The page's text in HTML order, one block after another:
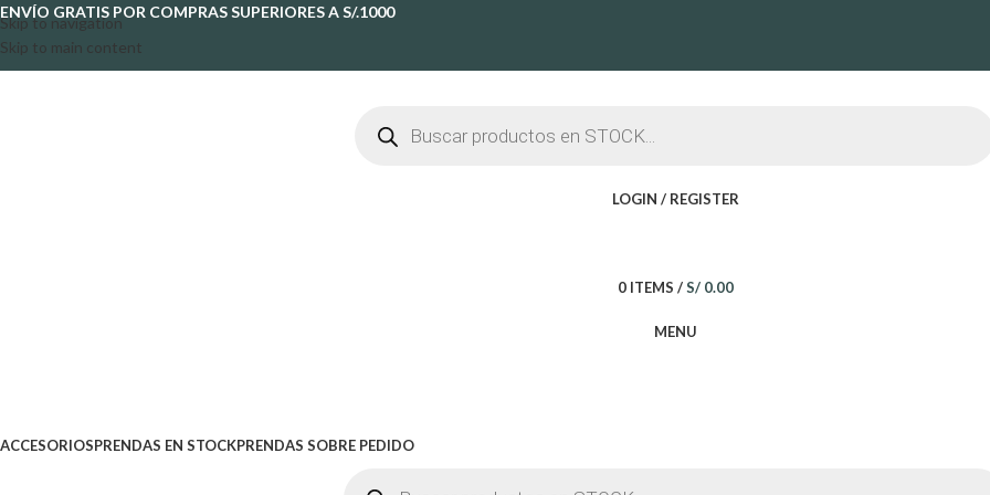
Skip to navigation
Skip to main content
ENVÍO GRATIS POR COMPRAS SUPERIORES A S/.1000
LOGIN / REGISTER
0 ITEMS / S/0.00
MENU
ACCESORIOSPRENDAS EN STOCKPRENDAS SOBRE PEDIDO